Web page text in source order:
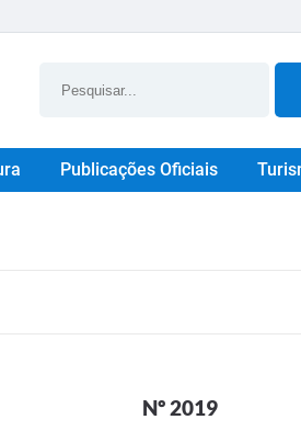
Publicações Oficiais
Nº 2019